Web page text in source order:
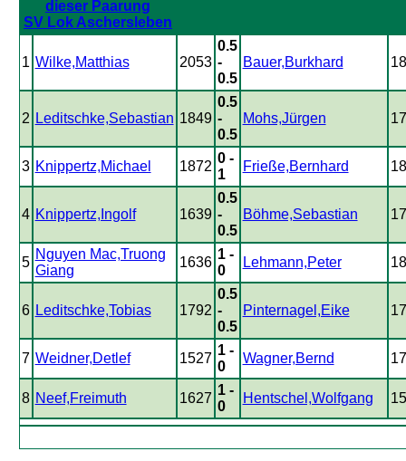
SV Lok Aschersleben
1 Wilke,Matthias 2053
0.5
-
0.5
Bauer,Burkhard
2 Leditschke,Sebastian 1849
0.5
-
0.5
Mohs,Jürgen
3 Knippertz,Michael 1872
0 -
1
Frieße,Bernhard
4 Knippertz,Ingolf 1639
0.5
-
0.5
Böhme,Sebastian
5
Nguyen Mac,Truong
Giang
1636
1 -
0
Lehmann,Peter
6 Leditschke,Tobias 1792
0.5
-
0.5
Pinternagel,Eike
7 Weidner,Detlef 1527
1 -
0
Wagner,Bernd
8 Neef,Freimuth 1627
1 -
0
Hentschel,Wolfgang